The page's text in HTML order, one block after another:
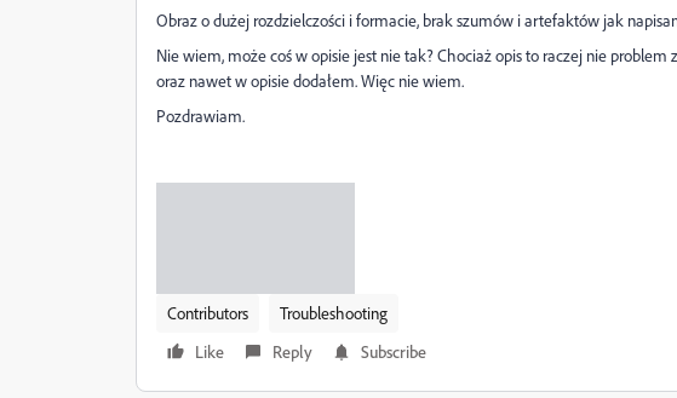
Obraz o dużej rozdzielczości i formacie, brak szumów i artefaktów jak
Nie wiem, może coś w opisie jest nie tak? Chociaż opis to raczej nie problem
oraz nawet w opisie dodałem. Więc nie wiem.
Pozdrawiam.
Contributors
Troubleshooting
Like
Reply Subscribe